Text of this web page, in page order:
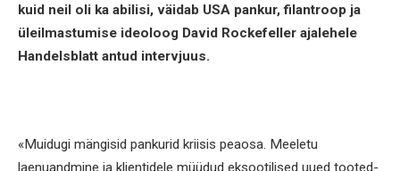
kuid neil oli ka abilisi, väidab USA pankur, filantroop ja
üleilmastumise ideoloog David Rockefeller ajalehele
Handelsblatt antud intervjuus.
«Muidugi mängisid pankurid kriisis peaosa. Meeletu
laenuandmine ja klientidele müüdud eksootilised uued tooted-